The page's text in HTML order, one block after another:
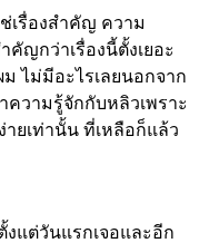
เรื่องสำคัญ ความ
ญกว่าเรื่องนี้ตั้งเยอะ
ไม่มีอะไรเลยนอกจาก
ความรู้จักกับหลิวเพราะ
ยเท่านั้น ที่เหลือก็แล้ว
งแต่วันแรกเจอและอีก